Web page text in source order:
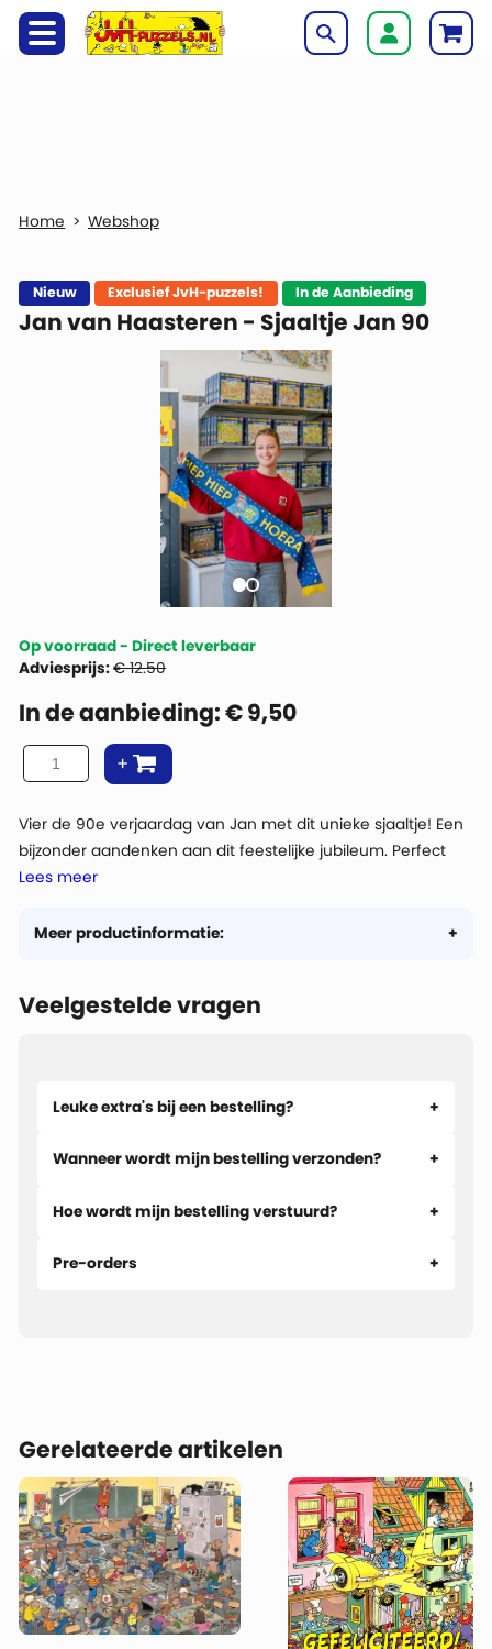
Webshop
Meer productinformatie:
Nieuw Exclusief JvH-puzzels! In de Aanbieding
Jan van Haasteren - Sjaaltje Jan 90
Op voorraad - Direct leverbaar
Vier de 90e verjaardag van Jan met dit unieke sjaaltje! Een
bijzonder aandenken aan dit feestelijke jubileum. Perfect
voor elke fan en een must-have voor je collectie.
De sjaals zijn dubbelzijdig ontworpen: aan de ene kant staat
Lees meer
Adviesprijs:€ 12.50
In de aanbieding:€9,50
Veelgestelde vragen
Leuke extra's bij een bestelling?
Wanneer wordt mijn bestelling verzonden?
Hoe wordt mijn bestelling verstuurd?
Pre-orders
Gerelateerde artikelen